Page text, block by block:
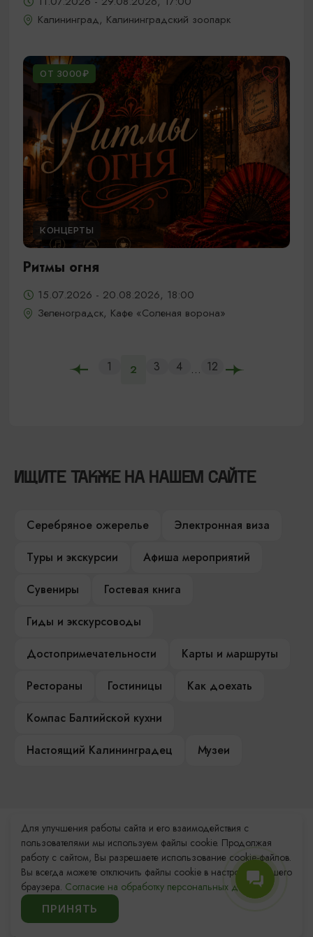
Калининград, Калининградский зоопарк
ОТ 3000₽
КОНЦЕРТЫ
Ритмы огня
15.07.2026 - 20.08.2026, 18:00
Зеленоградск, Кафе «Соленая ворона»
1 2 3 4 ... 12
ИЩИТЕ ТАКЖЕ НА НАШЕМ САЙТЕ
Серебряное ожерелье
Электронная виза
Туры и экскурсии
Афиша мероприятий
Сувениры
Гостевая книга
Гиды и экскурсоводы
Достопримечательности
Карты и маршруты
Рестораны
Гостиницы
Как доехать
Компас Балтийской кухни
Настоящий Калининградец
Музеи
Контакты Туристского
информационного центра
+7 (4012) 555-200
8 (800) 200-55-39
Для улучшения работы сайта и его взаимодействия с
пользователями мы используем файлы cookie. Продолжая
работу с сайтом, Вы разрешаете использование cookie-файлов.
Вы всегда можете отключить файлы cookie в настройках Вашего
браузера. Согласие на обработку персональных данных.
ПРИНЯТЬ